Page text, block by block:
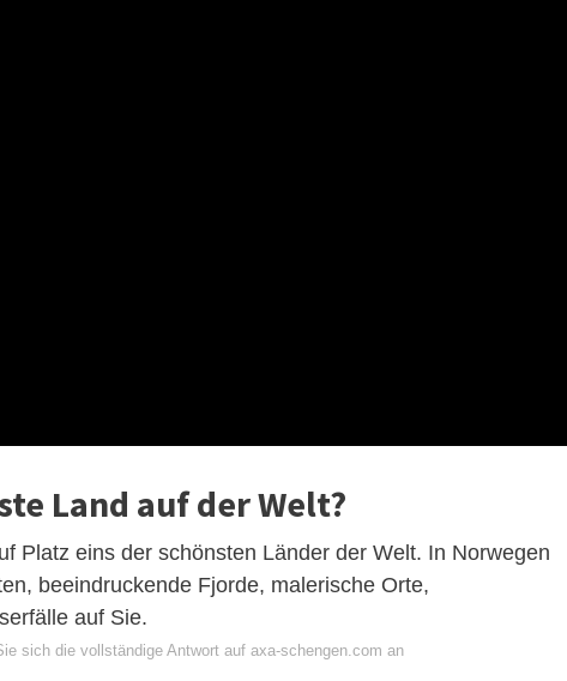
Land auf der Welt?
Platz eins der schönsten Länder der Welt. In Norwegen
beeindruckende Fjorde, malerische Orte,
auf Sie.
sich die vollständige Antwort auf axa-schengen.com an